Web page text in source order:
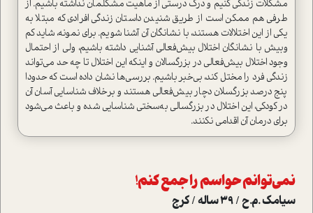
مشکلات زندگی کنیم و درک درستی از ماهیت مشکلمان نداشته باشیم. از
طرفی هم ممکن است از طریق شنیدن داستان زندگی افرادی که مبتلا به
یکی از این اختلالات هستند، با نشانگان آن آشنا شویم. برای نمونه، شاید کم
وبیش با نشانگان اختلال بیش‌فعالی آشنایی داشته باشیم، ولی از احتمال
وجود اختلال بیش‌فعالی در بزرگسالان و اینکه این اختلال تا چه حد می‌تواند
زندگی فرد را مختل کند، بی‌خبر باشیم. بررسی‌ها نشان داده است که حدودا
پنج درصد بزرگسلان دچار بیش‌فعالی هستند و بر‌خلاف شناسایی آسان آن
در کودکی، این اختلال در بزرگسالی به‌سختی شناسایی شده و باعث می‌شود
برای درمان آن اقدامی نکنند.
نمی‌توانم حواسم را جمع کنم!
سیامک .م.ح / 39 ساله / کرج